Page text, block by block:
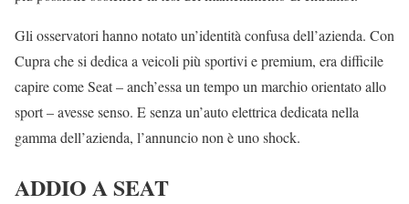
Gli osservatori hanno notato un’identità confusa dell’azienda. Con
Cupra che si dedica a veicoli più sportivi e premium, era difficile
capire come Seat – anch’essa un tempo un marchio orientato allo
sport – avesse senso. E senza un’auto elettrica dedicata nella
gamma dell’azienda, l’annuncio non è uno shock.
ADDIO A SEAT